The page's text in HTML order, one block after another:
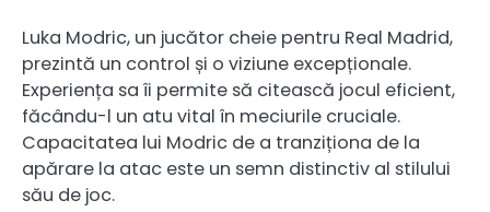
Luka Modric, un jucător cheie pentru Real Madrid,
prezintă un control și o viziune excepționale.
Experiența sa îi permite să citească jocul eficient,
făcându-l un atu vital în meciurile cruciale.
Capacitatea lui Modric de a tranziționa de la
apărare la atac este un semn distinctiv al stilului
său de joc.